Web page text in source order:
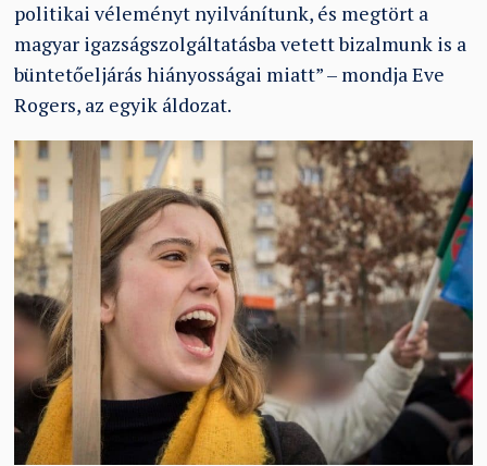
politikai véleményt nyilvánítunk, és megtört a
magyar igazságszolgáltatásba vetett bizalmunk is a
büntetőeljárás hiányosságai miatt” – mondja Eve
Rogers, az egyik áldozat.